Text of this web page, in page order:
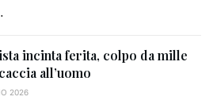
incinta ferita, colpo da mille
all’uomo
2026